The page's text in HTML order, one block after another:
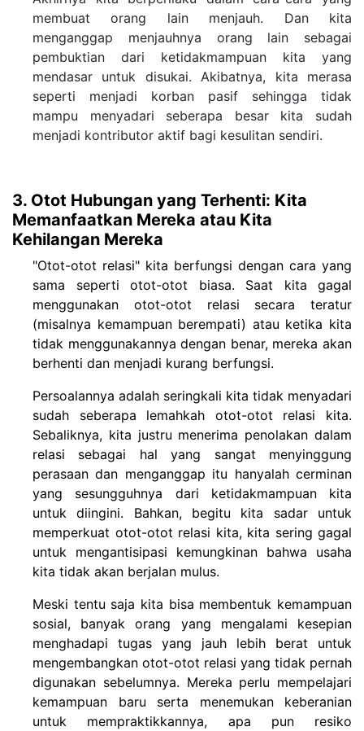
membuat orang lain menjauh. Dan kita
menganggap menjauhnya orang lain sebagai
pembuktian dari ketidakmampuan kita yang
mendasar untuk disukai. Akibatnya, kita merasa
seperti menjadi korban pasif sehingga tidak
mampu menyadari seberapa besar kita sudah
menjadi kontributor aktif bagi kesulitan sendiri.
3. Otot Hubungan yang Terhenti: Kita
Memanfaatkan Mereka atau Kita
Kehilangan Mereka
"Otot-otot relasi" kita berfungsi dengan cara yang
sama seperti otot-otot biasa. Saat kita gagal
menggunakan otot-otot relasi secara teratur
(misalnya kemampuan berempati) atau ketika kita
tidak menggunakannya dengan benar, mereka akan
berhenti dan menjadi kurang berfungsi.
Persoalannya adalah seringkali kita tidak menyadari
sudah seberapa lemahkah otot-otot relasi kita.
Sebaliknya, kita justru menerima penolakan dalam
relasi sebagai hal yang sangat menyinggung
perasaan dan menganggap itu hanyalah cerminan
yang sesungguhnya dari ketidakmampuan kita
untuk diingini. Bahkan, begitu kita sadar untuk
memperkuat otot-otot relasi kita, kita sering gagal
untuk mengantisipasi kemungkinan bahwa usaha
kita tidak akan berjalan mulus.
Meski tentu saja kita bisa membentuk kemampuan
sosial, banyak orang yang mengalami kesepian
menghadapi tugas yang jauh lebih berat untuk
mengembangkan otot-otot relasi yang tidak pernah
digunakan sebelumnya. Mereka perlu mempelajari
kemampuan baru serta menemukan keberanian
untuk mempraktikkannya, apa pun resiko